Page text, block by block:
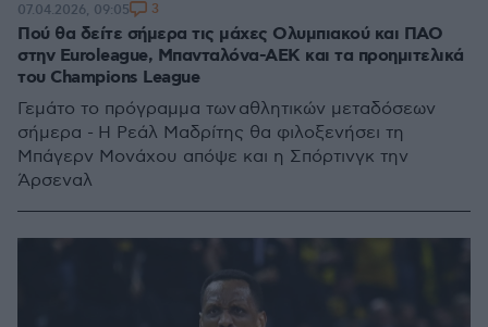
Πού θα δείτε σήμερα τις μάχες Ολυμπιακού και ΠΑΟ
στην Euroleague, Μπανταλόνα-ΑΕΚ και τα προημιτελικά
του Champions League
Γεμάτο το πρόγραμμα των αθλητικών μεταδόσεων
σήμερα - Η Ρεάλ Μαδρίτης θα φιλοξενήσει τη
Μπάγερν Μονάχου απόψε και η Σπόρτινγκ την
Άρσεναλ
07.04.2026, 09:05 3